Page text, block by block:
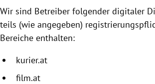
Wir sind Betreiber folgender digitaler
teils (wie angegeben)
Bereiche enthalten:
kurier.at
film.at